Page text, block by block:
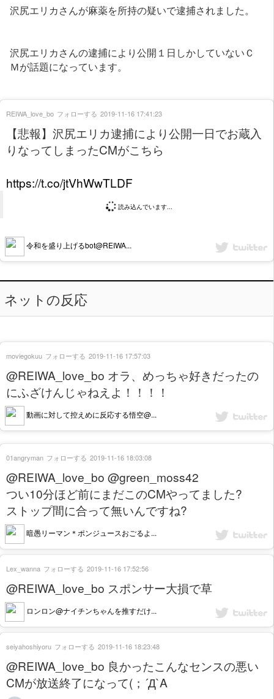
沢尻エリカさんが麻薬を所持の疑いで逮捕されました。
沢尻エリカさんの逮捕により公開１日しかしていないＣ
Ｍが話題になっています。
【悲報】沢尻エリカ逮捕により公開一日でお蔵入
りなってしまったCMがこちら
https://t.co/jtVhWwTLDF
読み込んでいます...
令和を盛り上げるbot@REIWA...
REIWA_love_bo フォローする 2019-11-16 17:41:23
ネットの反応
@REIWA_love_bo オラ、めっちゃ好きだったの
にふざけんじゃねえよ！！！！
動画に対して控えめに反応する悟空@...
moviegokuu フォローする 2019-11-16 17:57:03
@REIWA_love_bo @green_moss42
つい10分ほど前にまだこのCMやってました?
ストップ間に合って無いんですね?
暗愚リーマン＊ポンジュースおごるよ...
01angryman フォローする 2019-11-16 18:03:08
@REIWA_love_bo スポンサー大損で草
ロンロン@ナイチンちゃんを推すだけ...
Lex_wanna フォローする 2019-11-16 17:52:56
@REIWA_love_bo 良かったこんなセンスの悪い
CMが放送終了になって(；´Д`A
seiyahoshiyoru フォローする 2019-11-16 18:23:48